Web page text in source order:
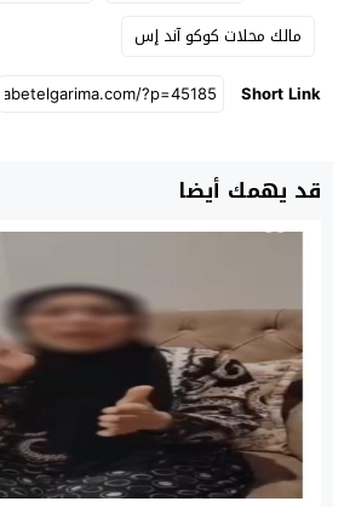
مالك محلات كوكو آند إس
Short Link
قد يهمك أيضا